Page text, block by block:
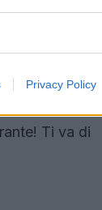
Privacy Policy
di
la
spiaggia rosa
Con
in vena di
Ti va di